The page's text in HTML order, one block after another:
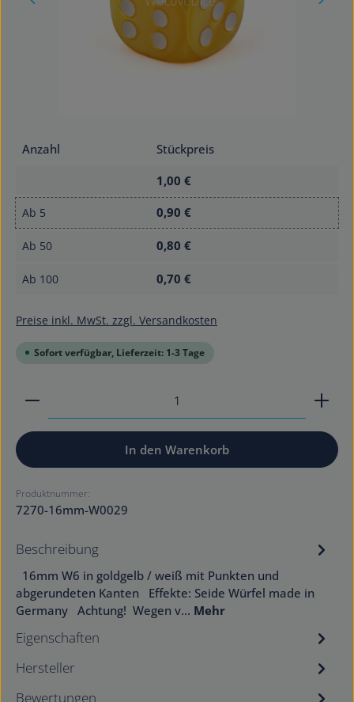
Anzahl
Stückpreis
1,00 €
Ab 5 0,90 €
Ab 50 0,80 €
Ab 100 0,70 €
Preise inkl. MwSt. zzgl. Versandkosten
Sofort verfügbar, Lieferzeit: 1-3 Tage
Produkt Anzahl: Gib den gewünschten Wert ein
In den Warenkorb
Produktnummer:
7270-16mm-W0029
Beschreibung
16mm W6 in goldgelb / weiß mit Punkten und
abgerundeten Kanten Effekte: Seide Würfel made in
Germany Achtung! Wegen v… Mehr
Eigenschaften
Hersteller
Bewertungen